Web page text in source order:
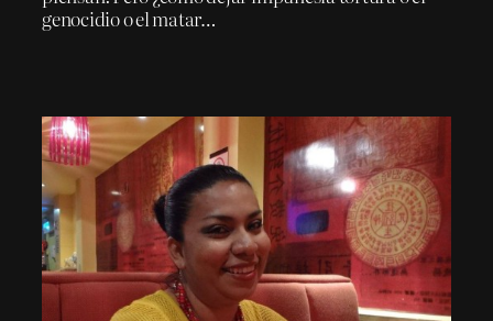
genocidio o el matar…